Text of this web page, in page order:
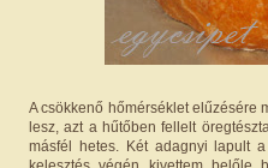
A csökkenő hőmérséklet elűzésére
lesz, azt a hűtőben fellelt
másfél hetes. Két adagnyi lapult